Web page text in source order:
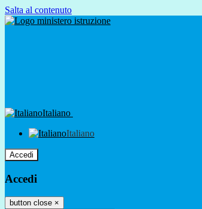
Salta al contenuto
Italiano
Italiano
Accedi
Accedi
button close ×